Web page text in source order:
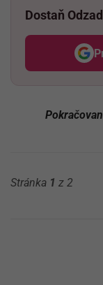
Dostaň
Stránka 1 z 2